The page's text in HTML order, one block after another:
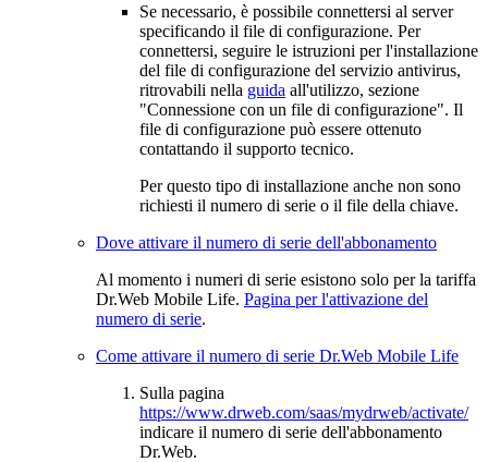
Se necessario, è possibile connettersi al server
specificando il file di configurazione. Per
connettersi, seguire le istruzioni per l'installazione
del file di configurazione del servizio antivirus,
ritrovabili nella guida all'utilizzo, sezione
"Connessione con un file di configurazione". Il
file di configurazione può essere ottenuto
contattando il supporto tecnico.
Per questo tipo di installazione anche non sono
richiesti il numero di serie o il file della chiave.
Dove attivare il numero di serie dell'abbonamento
Al momento i numeri di serie esistono solo per la tariffa
Dr.Web Mobile Life. Pagina per l'attivazione del
numero di serie.
Come attivare il numero di serie Dr.Web Mobile Life
Sulla pagina
https://www.drweb.com/saas/mydrweb/activate/
indicare il numero di serie dell'abbonamento
Dr.Web.